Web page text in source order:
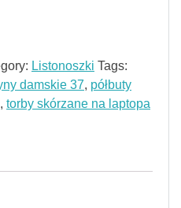
Listonoszki Tags:
damskie 37, półbuty
, torby skórzane na laptopa